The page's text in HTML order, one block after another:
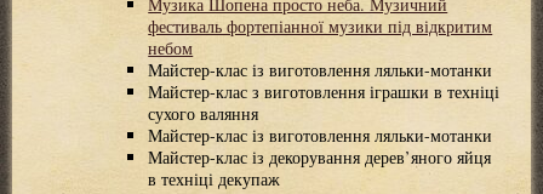
фестиваль фортепіанної музики під відкритим
небом
Майстер-клас із виготовлення ляльки-мотанки
Майстер-клас з виготовлення іграшки в техніці
сухого валяння
Майстер-клас із виготовлення ляльки-мотанки
Майстер-клас із декорування дерев’яного яйця
в техніці декупаж